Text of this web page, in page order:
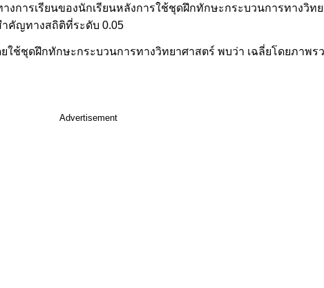
งการเรียนของนักเรียนหลังการใช้ชุดฝึกทักษะกระบวนการทางวิท
คัญทางสถิติที่ระดับ 0.05
ใช้ชุดฝึกทักษะกระบวนการทางวิทยาศาสตร์ พบว่า เฉลี่ยโดยภาพ
Advertisement